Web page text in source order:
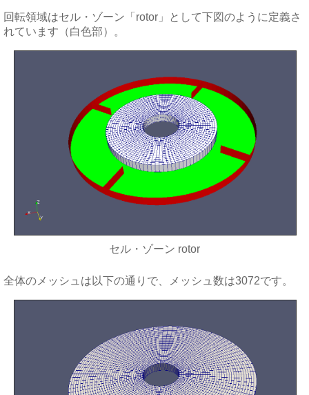
回転領域はセル・ゾーン「rotor」として下図のように定義さ
れています（白色部）。
セル・ゾーン rotor
全体のメッシュは以下の通りで、メッシュ数は3072です。